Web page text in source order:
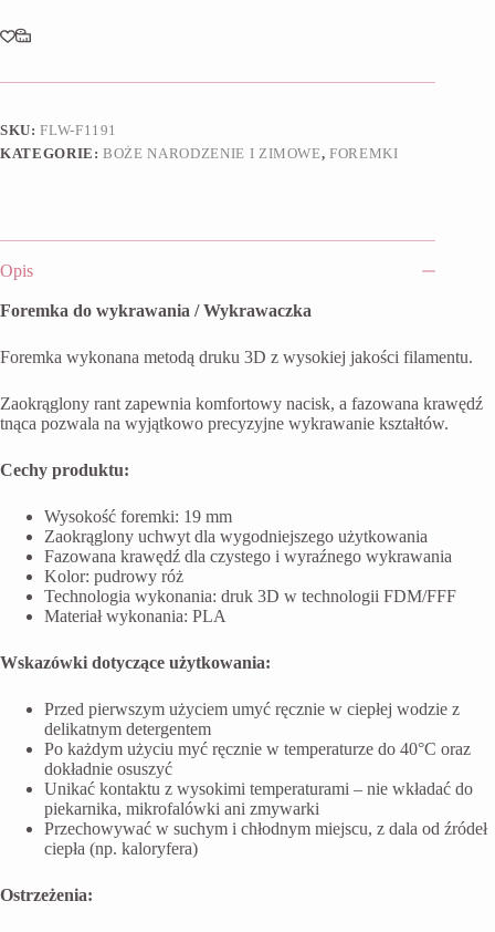
SKU:FLW-F1191
KATEGORIE:BOŻE NARODZENIE I ZIMOWE,FOREMKI
Opis
Foremka do wykrawania / Wykrawaczka
Foremka wykonana metodą druku 3D z wysokiej jakości filamentu.
Zaokrąglony rant zapewnia komfortowy nacisk, a fazowana krawędź
tnąca pozwala na wyjątkowo precyzyjne wykrawanie kształtów.
Cechy produktu:
Wysokość foremki: 19 mm
Zaokrąglony uchwyt dla wygodniejszego użytkowania
Fazowana krawędź dla czystego i wyraźnego wykrawania
Kolor: pudrowy róż
Technologia wykonania: druk 3D w technologii FDM/FFF
Materiał wykonania: PLA
Wskazówki dotyczące użytkowania:
Przed pierwszym użyciem umyć ręcznie w ciepłej wodzie z
delikatnym detergentem
Po każdym użyciu myć ręcznie w temperaturze do 40°C oraz
dokładnie osuszyć
Unikać kontaktu z wysokimi temperaturami – nie wkładać do
piekarnika, mikrofalówki ani zmywarki
Przechowywać w suchym i chłodnym miejscu, z dala od źródeł
ciepła (np. kaloryfera)
Ostrzeżenia: